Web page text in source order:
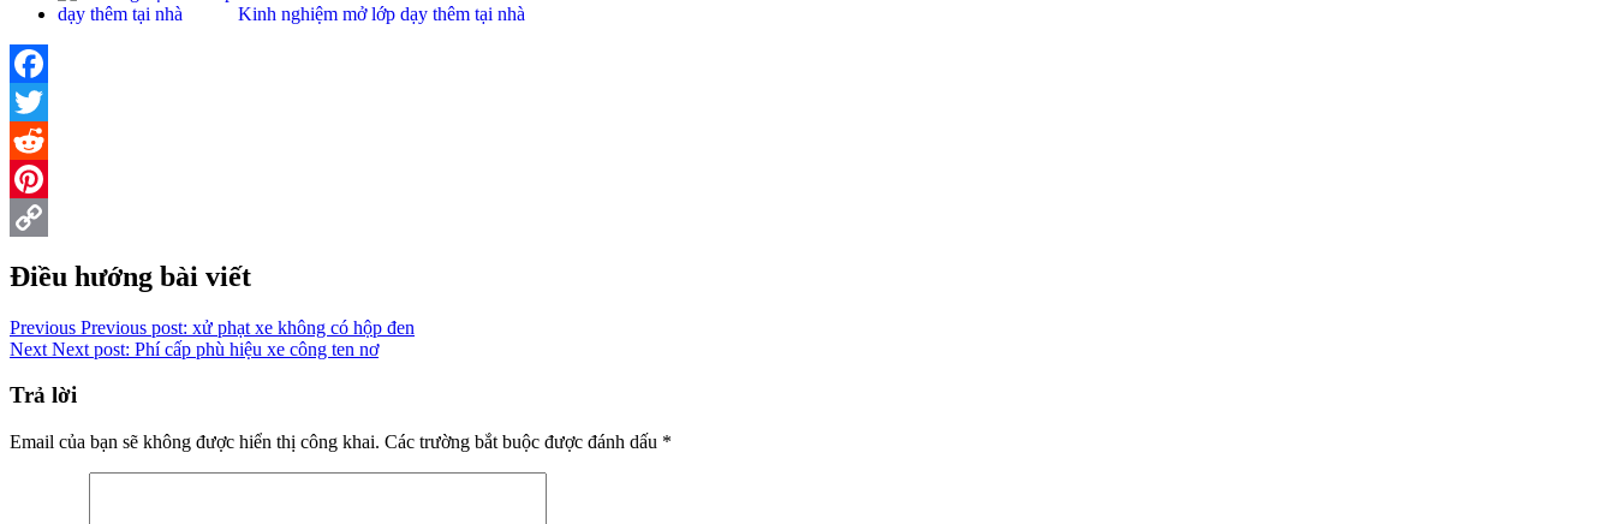
Kinh nghiệm mở lớp dạy thêm tại nhà
Facebook
Twitter
Reddit
Pinterest
Điều hướng bài viết
Previous Previous post: xử phạt xe không có hộp đen
Next Next post: Phí cấp phù hiệu xe công ten nơ
Trả lời
Email của bạn sẽ không được hiển thị công khai. Các trường bắt buộc được đánh dấu *